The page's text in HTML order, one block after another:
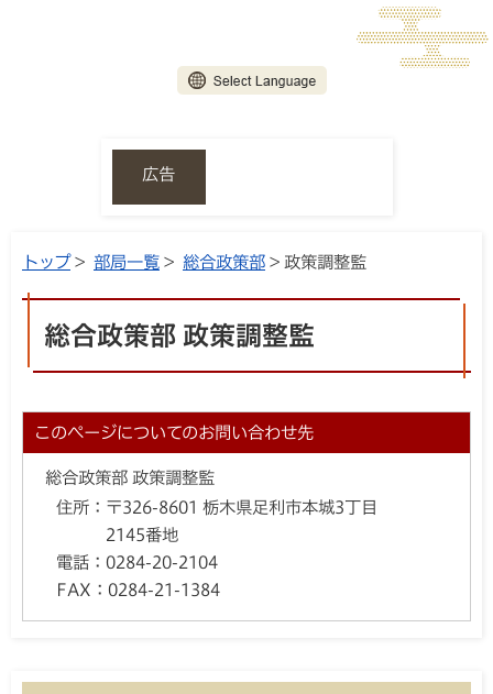
広告
トップ> 部局一覧 > 総合政策部 > 政策調整監
総合政策部 政策調整監
このページについてのお問い合わせ先
総合政策部 政策調整監
住所： 〒326-8601 栃木県足利市本城3丁目
2145番地
電話： 0284-20-2104
FAX： 0284-21-1384